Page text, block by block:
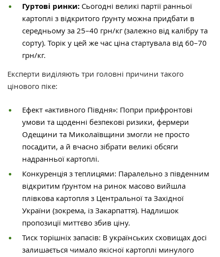
Гуртові ринки: Сьогодні великі партії ранньої
картоплі з відкритого ґрунту можна придбати в
середньому за 25–40 грн/кг (залежно від калібру та
сорту). Торік у цей же час ціна стартувала від 60–70
грн/кг.
Експерти виділяють три головні причини такого
цінового піке:
Ефект «активного Півдня»: Попри прифронтові
умови та щоденні безпекові ризики, фермери
Одещини та Миколаївщини змогли не просто
посадити, а й вчасно зібрати великі обсяги
надранньої картоплі.
Конкуренція з теплицями: Паралельно з південним
відкритим ґрунтом на ринок масово вийшла
плівкова картопля з Центральної та Західної
України (зокрема, із Закарпаття). Надлишок
пропозиції миттєво збив ціну.
Тиск торішніх запасів: В українських сховищах досі
залишається чимало якісної картоплі минулого